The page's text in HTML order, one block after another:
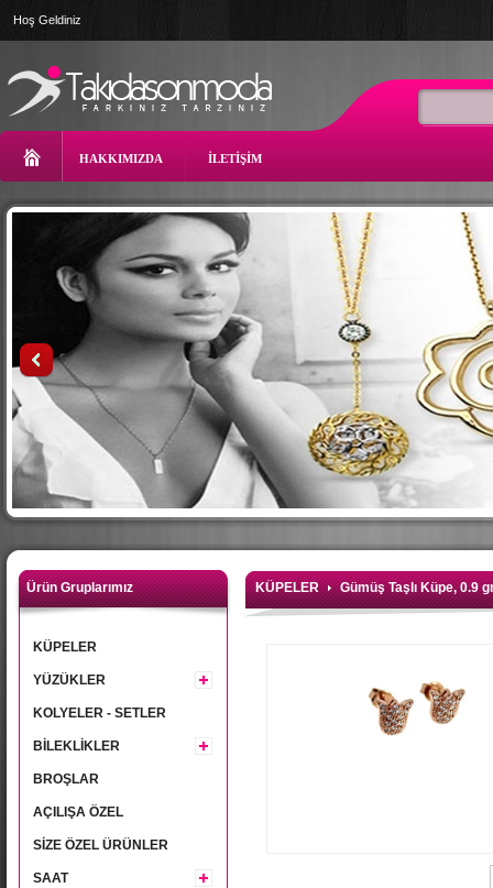
Hoş Geldiniz
HAKKIMIZDA İLETİŞİM
Ürün Gruplarımız
KÜPELER
YÜZÜKLER
KOLYELER - SETLER
BİLEKLİKLER
BROŞLAR
AÇILIŞA ÖZEL
SİZE ÖZEL ÜRÜNLER
SAAT
KÜPELER Gümüş Taşlı Küpe, 0.9